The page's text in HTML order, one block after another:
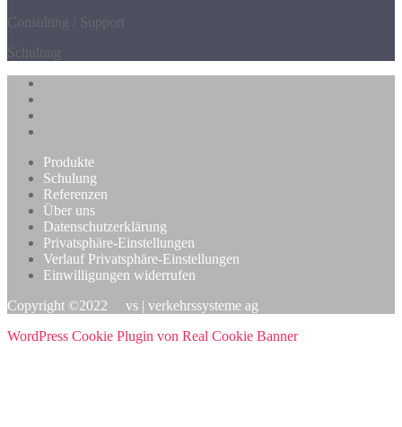
Consulting / Support
Schulung
Produkte
Schulung
Referenzen
Über uns
Datenschutzerklärung
Privatsphäre-Einstellungen
Verlauf Privatsphäre-Einstellungen
Einwilligungen widerrufen
Copyright ©2022 vs | verkehrssysteme ag
WordPress Cookie Plugin von Real Cookie Banner